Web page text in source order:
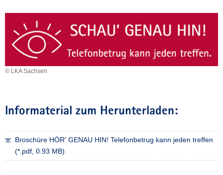
© LKA Sachsen
Informaterial zum Herunterladen:
Broschüre HÖR' GENAU HIN! Telefonbetrug kann jeden treffen
(*.pdf, 0.93 MB)